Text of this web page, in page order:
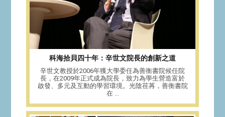
科海拾貝四十年：辛世文院長的創新之道
辛世文教授於2006年獲大學委任為善衡書院候任院
長，在2009年正式成為院長，致力為學生營造富於
啟發、多元及互動的學習環境。光陰荏苒，善衡書院
在 ...